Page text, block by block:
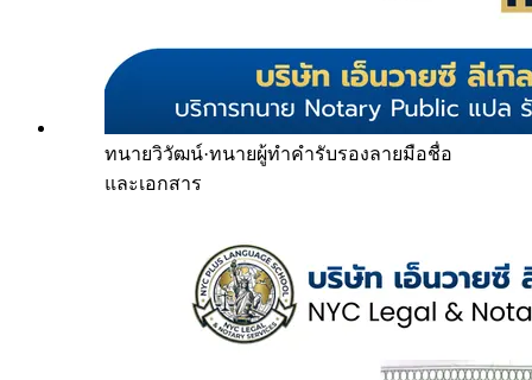
ทนายวิวัฒน์·ทนายผู้ทำคำรับรองลายมือชื่อ
และเอกสาร